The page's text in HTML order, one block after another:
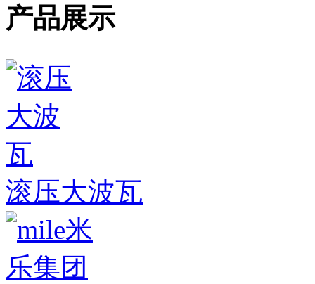
产品展示
滚压大波瓦